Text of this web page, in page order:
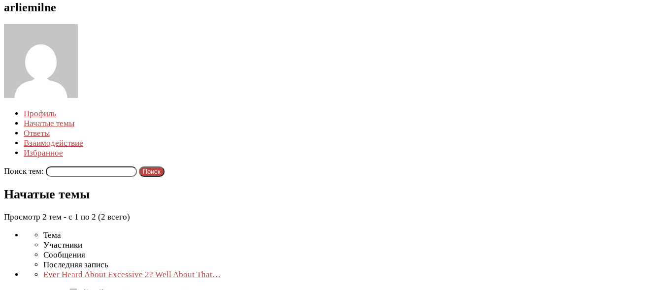
arliemilne
Профиль
Начатые темы
Ответы
Взаимодействие
Избранное
Поиск тем:
Начатые темы
Просмотр 2 тем - с 1 по 2 (2 всего)
Тема
Участники
Сообщения
Последняя запись
Ever Heard About Excessive 2? Well About That…